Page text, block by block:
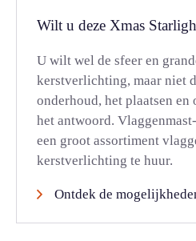
Wilt u deze Xmas
U wilt wel de sfeer en
kerstverlichting, maar niet
onderhoud, het plaatsen en
het antwoord.
een groot assortiment
kerstverlichting te huur.
Ontdek de